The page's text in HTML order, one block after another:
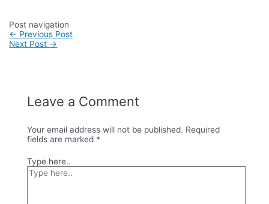
Post navigation
← Previous Post
Next Post →
Leave a Comment
Your email address will not be published. Required
fields are marked *
Type here..